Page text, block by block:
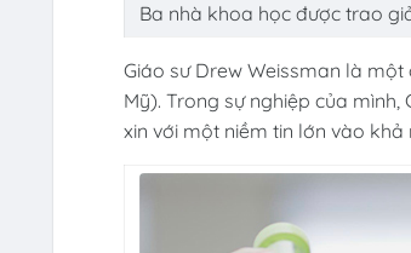
Ba nhà khoa học được trao
Giáo sư Drew Weissman là
Mỹ). Trong sự nghiệp của
xin với một niềm tin lớn vào